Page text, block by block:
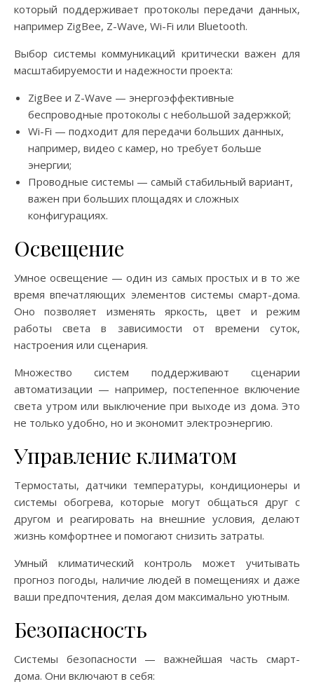
который поддерживает протоколы передачи данных,
например ZigBee, Z-Wave, Wi-Fi или Bluetooth.
Выбор системы коммуникаций критически важен для
масштабируемости и надежности проекта:
ZigBee и Z-Wave — энергоэффективные
беспроводные протоколы с небольшой задержкой;
Wi-Fi — подходит для передачи больших данных,
например, видео с камер, но требует больше
энергии;
Проводные системы — самый стабильный вариант,
важен при больших площадях и сложных
конфигурациях.
Освещение
Умное освещение — один из самых простых и в то же
время впечатляющих элементов системы смарт-дома.
Оно позволяет изменять яркость, цвет и режим
работы света в зависимости от времени суток,
настроения или сценария.
Множество систем поддерживают сценарии
автоматизации — например, постепенное включение
света утром или выключение при выходе из дома. Это
не только удобно, но и экономит электроэнергию.
Управление климатом
Термостаты, датчики температуры, кондиционеры и
системы обогрева, которые могут общаться друг с
другом и реагировать на внешние условия, делают
жизнь комфортнее и помогают снизить затраты.
Умный климатический контроль может учитывать
прогноз погоды, наличие людей в помещениях и даже
ваши предпочтения, делая дом максимально уютным.
Безопасность
Системы безопасности — важнейшая часть смарт-
дома. Они включают в себя: